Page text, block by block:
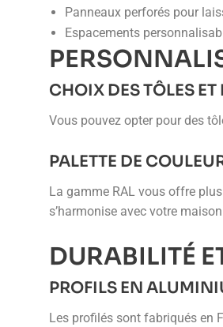
Panneaux perforés pour
Espacements
CHOIX DES TÔLES
Vous pouvez opter pour des
PALETTE DE
La gamme RAL vous offre
s’harmonise avec votre
DURABILITÉ
PROFILS EN
Les profilés sont fabriqués en